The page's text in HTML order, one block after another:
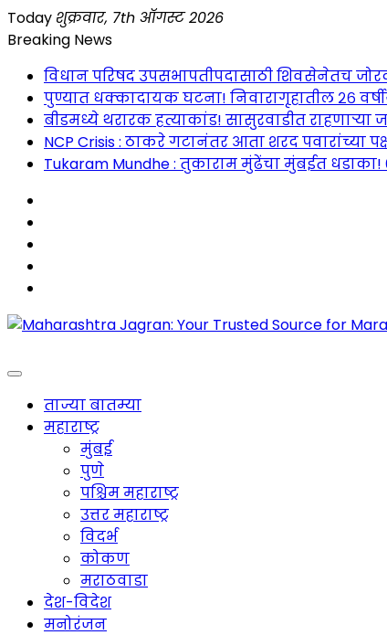
Skip
to
Today शुक्रवार, 7th ऑगस्ट 2026
Breaking News
विधान परिषद उपसभापतीपदासाठी शिवसेनेतच
पुण्यात धक्कादायक घटना! निवारागृहातील २६
बीडमध्ये थरारक हत्याकांड! सासुरवाडीत राहणाऱ्या
NCP Crisis : ठाकरे गटानंतर आता शरद पवारांच्या
Tukaram Mundhe : तुकाराम मुंढेंचा मुंबईत
Maharashtra Jagran : Your Trusted
ताज्या बातम्या
महाराष्ट्र
मुंबई
पुणे
पश्चिम महाराष्ट्र
उत्तर महाराष्ट्र
विदर्भ
कोकण
मराठवाडा
देश-विदेश
मनोरंजन